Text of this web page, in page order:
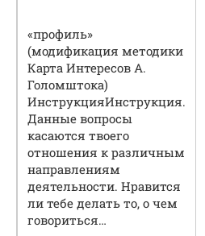
«профиль»
(модификация методики
Карта Интересов А.
Голомштока)
ИнструкцияИнструкция.
Данные вопросы
касаются твоего
отношения к различным
направлениям
деятельности. Нравится
ли тебе делать то, о чем
говориться…